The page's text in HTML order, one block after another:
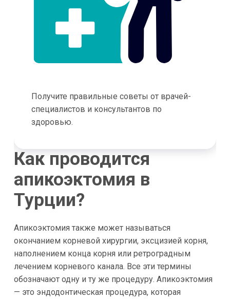
Получите правильные советы от врачей-
специалистов и консультантов по
здоровью.
Как проводится
апикоэктомия в
Турции?
Апикоэктомия также может называться
окончанием корневой хирургии, эксцизией корня,
наполнением конца корня или ретроградным
лечением корневого канала. Все эти термины
обозначают одну и ту же процедуру. Апикоэктомия
— это эндодонтическая процедура, которая